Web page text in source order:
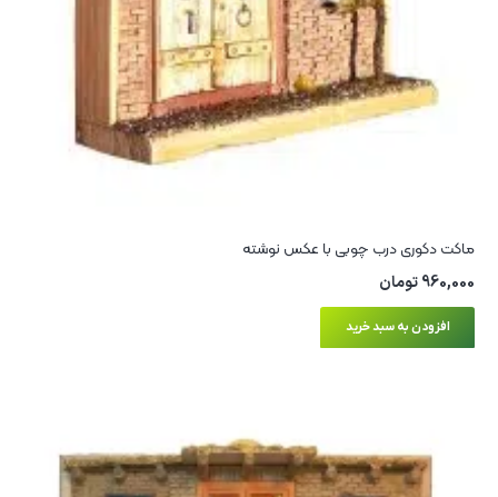
ماکت دکوری درب چوبی با عکس نوشته
960,000تومان
افزودن به سبد خرید